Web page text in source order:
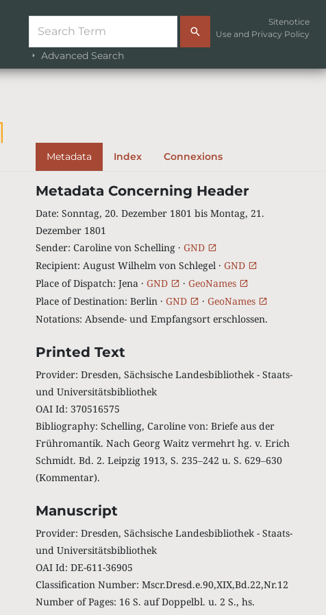
Advanced Search
Sitenotice
Use and Privacy Policy
Metadata Index Connexions
Metadata Concerning Header
Date: Sonntag, 20. Dezember 1801 bis Montag, 21.
Dezember 1801
Sender: Caroline von Schelling · GND
Recipient: August Wilhelm von Schlegel · GND
Place of Dispatch: Jena · GND · GeoNames
Place of Destination: Berlin · GND · GeoNames
Notations: Absende- und Empfangsort erschlossen.
Printed Text
Provider: Dresden, Sächsische Landesbibliothek - Staats-
und Universitätsbibliothek
OAI Id: 370516575
Bibliography: Schelling, Caroline von: Briefe aus der
Frühromantik. Nach Georg Waitz vermehrt hg. v. Erich
Schmidt. Bd. 2. Leipzig 1913, S. 235‒242 u. S. 629‒630
(Kommentar).
Manuscript
Provider: Dresden, Sächsische Landesbibliothek - Staats-
und Universitätsbibliothek
OAI Id: DE-611-36905
Classification Number: Mscr.Dresd.e.90,XIX,Bd.22,Nr.12
Number of Pages: 16 S. auf Doppelbl. u. 2 S., hs.